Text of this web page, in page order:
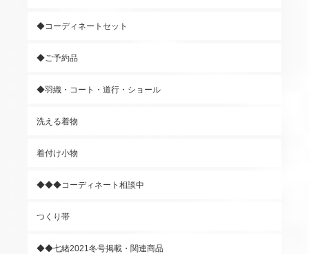
◆コーディネートセット
◆ご予約品
◆羽織・コート・道行・ショール
洗える着物
着付け小物
◆◆◆コーディネート相談中
つくり帯
◆◆七緒2021冬号掲載・関連商品